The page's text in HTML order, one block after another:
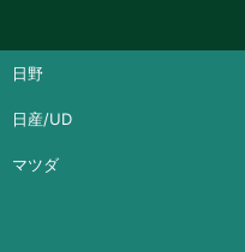
日野
日産/UD
マツダ